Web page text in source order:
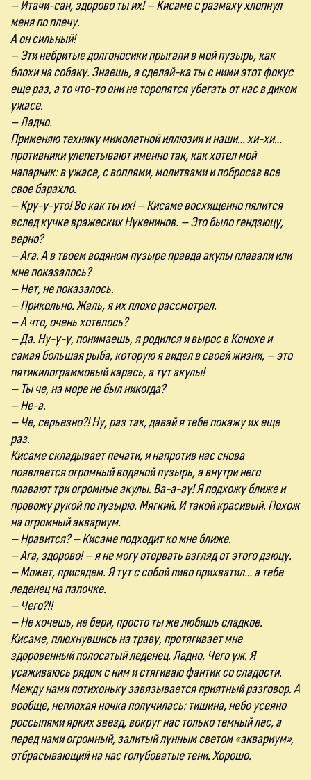
– Итачи-сан, здорово ты их! – Кисаме с размаху хлопнул
меня по плечу.
А он сильный!
– Эти небритые долгоносики прыгали в мой пузырь, как
блохи на собаку. Знаешь, а сделай-ка ты с ними этот фокус
еще раз, а то что-то они не торопятся убегать от нас в диком
ужасе.
– Ладно.
Применяю технику мимолетной иллюзии и наши… хи-хи…
противники улепетывают именно так, как хотел мой
напарник: в ужасе, с воплями, молитвами и побросав все
свое барахло.
– Кру-у-уто! Во как ты их! – Кисаме восхищенно пялится
вслед кучке вражеских Нукенинов. – Это было гендзюцу,
верно?
– Ага. А в твоем водяном пузыре правда акулы плавали или
мне показалось?
– Нет, не показалось.
– Прикольно. Жаль, я их плохо рассмотрел.
– А что, очень хотелось?
– Да. Ну-у-у, понимаешь, я родился и вырос в Конохе и
самая большая рыба, которую я видел в своей жизни, – это
пятикилограммовый карась, а тут акулы!
– Ты че, на море не был никогда?
– Не-а.
– Че, серьезно?! Ну, раз так, давай я тебе покажу их еще
раз.
Кисаме складывает печати, и напротив нас снова
появляется огромный водяной пузырь, а внутри него
плавают три огромные акулы. Ва-а-ау! Я подхожу ближе и
провожу рукой по пузырю. Мягкий. И такой красивый. Похож
на огромный аквариум.
– Нравится? – Кисаме подходит ко мне ближе.
– Ага, здорово! – я не могу оторвать взгляд от этого дзюцу.
– Может, присядем. Я тут с собой пиво прихватил… а тебе
леденец на палочке.
– Чего?!!
– Не хочешь, не бери, просто ты же любишь сладкое.
Кисаме, плюхнувшись на траву, протягивает мне
здоровенный полосатый леденец. Ладно. Чего уж. Я
усаживаюсь рядом с ним и стягиваю фантик со сладости.
Между нами потихоньку завязывается приятный разговор. А
вообще, неплохая ночка получилась: тишина, небо усеяно
россыпями ярких звезд, вокруг нас только темный лес, а
перед нами огромный, залитый лунным светом «аквариум»,
отбрасывающий на нас голубоватые тени. Хорошо.